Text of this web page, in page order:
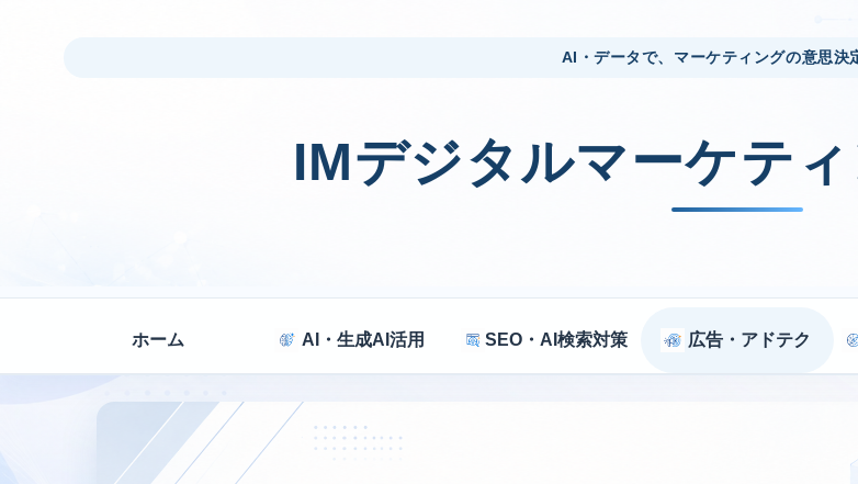
AI・データで、マーケティングの意思決
IMデジタルマーケテ
ホーム AI・生成AI活用 SEO・AI検索対策 広告・アドテク